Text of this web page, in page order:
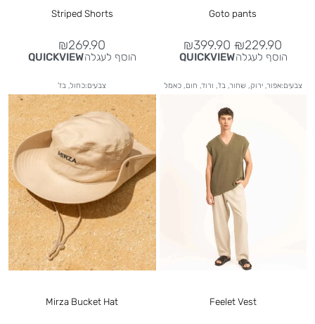
Goto pants
₪229.90
₪399.90
הוסף לעגלהQUICKVIEW
צבעים:אפור, ירוק, שחור, בז', ורוד, חום, כאמל
Striped Shorts
₪269.90
הוסף לעגלהQUICKVIEW
צבעים:כחול, בז'
Feelet Vest
Mirza Bucket Hat